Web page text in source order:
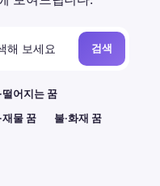
검색
떨어지는 꿈
재물 꿈
불·화재 꿈